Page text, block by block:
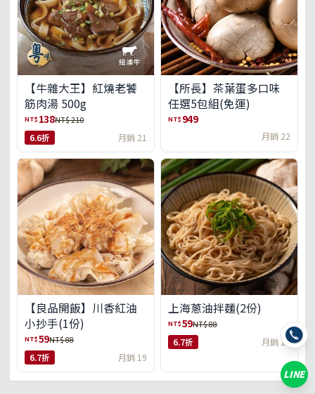
【牛雜大王】紅燒老饕
筋肉湯 500g
NT$ 138NT$ 210
6.6折 月銷 21
【所長】茶葉蛋多口味
任選5包組(免運)
NT$ 949
月銷 22
【良品開飯】川香紅油
小抄手(1份)
NT$59NT$ 88
6.7折 月銷 19
上海蔥油拌麵(2份)
NT$59NT$ 88
6.7折 月銷 18
LINE